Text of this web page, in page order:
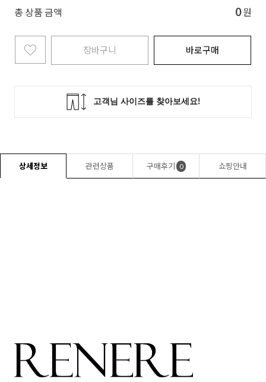
총 상품 금액 0 원
장바구니 바로구매
상세정보 관련상품 구매후기 0 쇼핑안내